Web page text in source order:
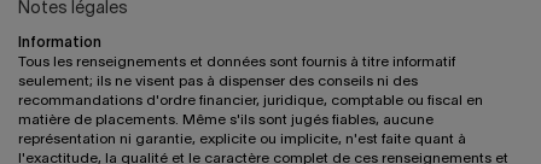
Notes légales
Information
Tous les renseignements et données sont fournis à titre informatif
seulement; ils ne visent pas à dispenser des conseils ni des
recommandations d'ordre financier, juridique, comptable ou fiscal en
matière de placements. Même s'ils sont jugés fiables, aucune
représentation ni garantie, explicite ou implicite, n'est faite quant à
l'exactitude, la qualité et le caractère complet de ces renseignements et